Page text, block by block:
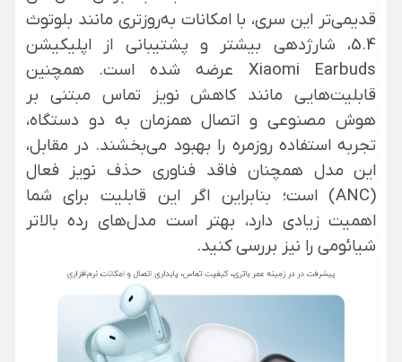
قدیمی‌تر این سری، با امکانات به‌روزتری مانند بلوتوث
5.4، شارژدهی بیشتر و پشتیبانی از اپلیکیشن
Xiaomi Earbuds عرضه شده است. همچنین
قابلیت‌هایی مانند کاهش نویز تماس مبتنی بر
هوش مصنوعی و اتصال همزمان به دو دستگاه،
تجربه استفاده روزمره را بهبود می‌بخشند. در مقابل،
این مدل همچنان فاقد فناوری حذف نویز فعال
(ANC) است؛ بنابراین اگر این قابلیت برای شما
اهمیت زیادی دارد، بهتر است مدل‌های رده بالاتر
شیائومی را نیز بررسی کنید.